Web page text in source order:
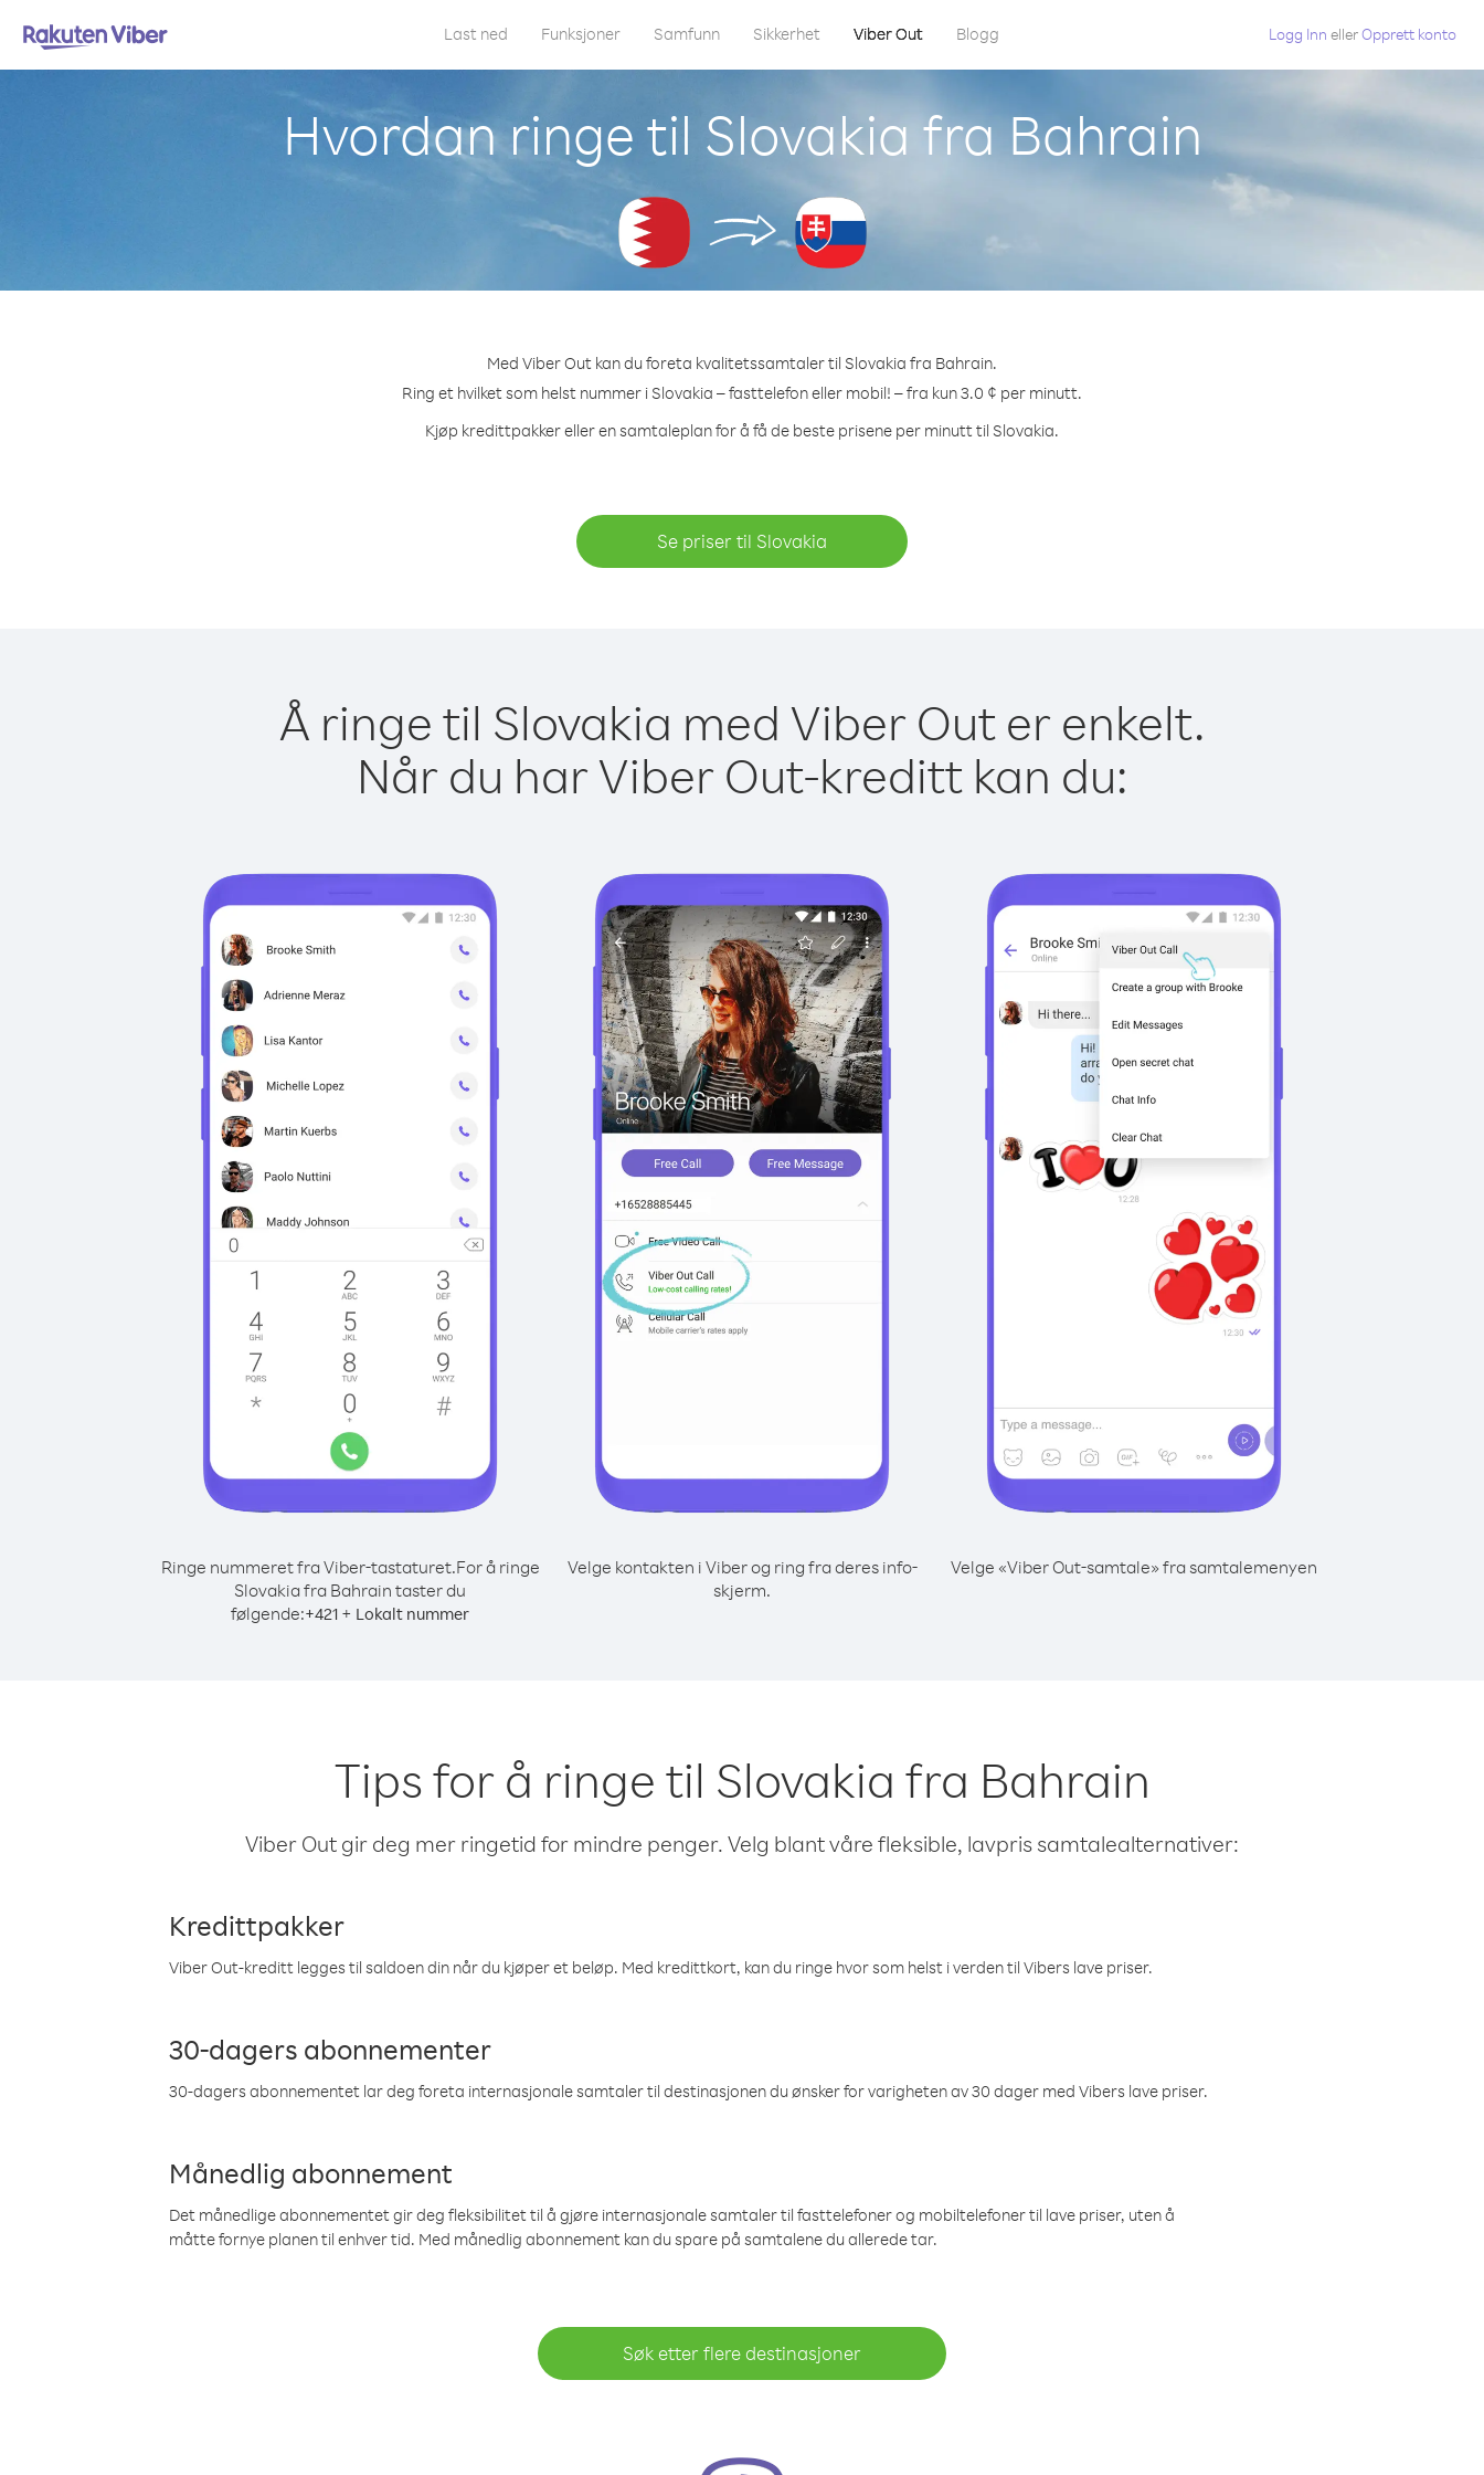
Last ned Funksjoner Samfunn Sikkerhet Viber Out Blogg Logg Inn ellerOpprett konto
Hvordan ringe til Slovakia fra Bahrain
Med Viber Out kan du foreta kvalitetssamtaler til Slovakia fra Bahrain.
Ring et hvilket som helst nummer i Slovakia – fasttelefon eller mobil! – fra kun 3.0 ¢ per minutt.
Kjøp kredittpakker eller en samtaleplan for å få de beste prisene per minutt til Slovakia.
Se priser til Slovakia
Å ringe til Slovakia med Viber Out er enkelt.
Når du har Viber Out-kreditt kan du:
Ringe nummeret fra Viber-tastaturet.For å ringe
Slovakia fra Bahrain taster du
følgende:+421 + Lokalt nummer
Velge kontakten i Viber og ring fra deres info-
skjerm.
Velge «Viber Out-samtale» fra samtalemenyen
Tips for å ringe til Slovakia fra Bahrain
Viber Out gir deg mer ringetid for mindre penger. Velg blant våre fleksible, lavpris samtalealternativer:
Kredittpakker
Viber Out-kreditt legges til saldoen din når du kjøper et beløp. Med kredittkort, kan du ringe hvor som helst i verden til Vibers lave priser.
30-dagers abonnementer
30-dagers abonnementet lar deg foreta internasjonale samtaler til destinasjonen du ønsker for varigheten av 30 dager med Vibers lave priser.
Månedlig abonnement
Det månedlige abonnementet gir deg fleksibilitet til å gjøre internasjonale samtaler til fasttelefoner og mobiltelefoner til lave priser, uten å
måtte fornye planen til enhver tid. Med månedlig abonnement kan du spare på samtalene du allerede tar.
Søk etter flere destinasjoner